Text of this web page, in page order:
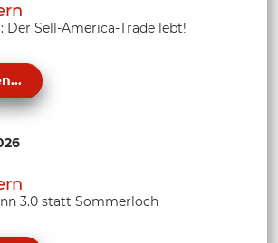
Der Sell-America-Trade lebt!
3.0 statt Sommerloch